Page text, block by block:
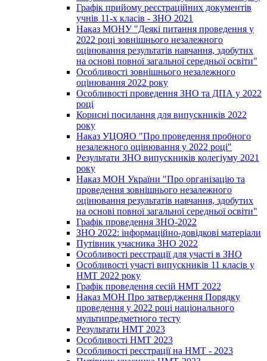
Графік прийому реєстраційних документів
учнів 11-х класів - ЗНО 2021
Наказ МОНУ "Деякі питання проведення у
2022 році зовнішнього незалежного
оцінювання результатів навчання, здобутих
на основі повної загальної середньої освіти"
Особливості зовнішнього незалежного
оцінювання 2022 року
Особливості проведення ЗНО та ДПА у 2022
році
Корисні посилання для випускників 2022
року
Наказ УЦОЯО "Про проведення пробного
незалежного оцінювання у 2022 році"
Результати ЗНО випускників колегіуму 2021
року
Наказ МОН України "Про організацію та
проведення зовнішнього незалежного
оцінювання результатів навчання, здобутих
на основі повної загальної середньої освіти"
Графік проведення ЗНО-2022
ЗНО 2022: інформаційно-довідкові матеріали
Путівник учасника ЗНО 2022
Особливості реєстрації для участі в ЗНО
Особливості участі випускників 11 класів у
НМТ 2022 року
Графік проведення сесій НМТ 2022
Наказ МОН Про затвердження Порядку
проведення у 2022 році національного
мультипредметного тесту
Результати НМТ 2023
Особливості НМТ 2023
Особливості реєстрації на НМТ - 2023